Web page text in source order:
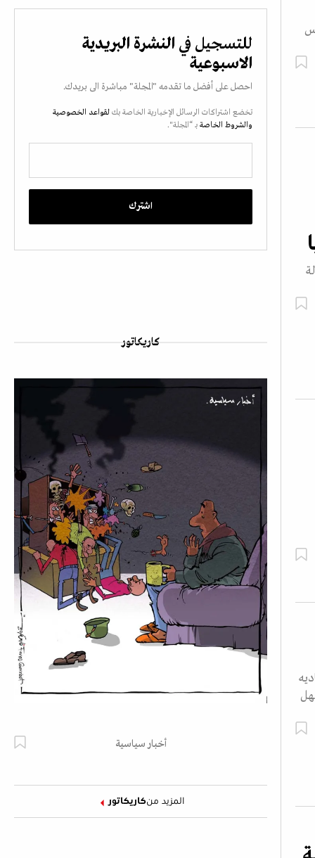
للتسجيل في النشرة البريدية
الاسبوعية
احصل على أفضل ما تقدمه "المجلة" مباشرة الى بريدك.
تخضع اشتراكات الرسائل الإخبارية الخاصة بك لقواعد الخصوصية
والشروط الخاصة بـ “المجلة".
كاريكاتور
أخبار سياسية
المزيد منكاريكاتور